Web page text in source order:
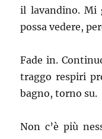
il lavandino. Mi
possa vedere,
Fade in.
traggo respiri
bagno, torno su.
Non c’è più